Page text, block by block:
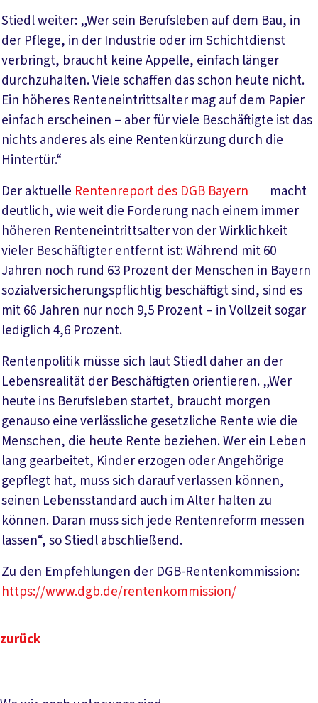
Stiedl weiter: „Wer sein Berufsleben auf dem Bau, in
der Pflege, in der Industrie oder im Schichtdienst
verbringt, braucht keine Appelle, einfach länger
durchzuhalten. Viele schaffen das schon heute nicht.
Ein höheres Renteneintrittsalter mag auf dem Papier
einfach erscheinen – aber für viele Beschäftigte ist das
nichts anderes als eine Rentenkürzung durch die
Hintertür.“
Der aktuelle Rentenreport des DGB Bayern
macht
deutlich, wie weit die Forderung nach einem immer
höheren Renteneintrittsalter von der Wirklichkeit
vieler Beschäftigter entfernt ist: Während mit 60
Jahren noch rund 63 Prozent der Menschen in Bayern
sozialversicherungspflichtig beschäftigt sind, sind es
mit 66 Jahren nur noch 9,5 Prozent – in Vollzeit sogar
lediglich 4,6 Prozent.
Rentenpolitik müsse sich laut Stiedl daher an der
Lebensrealität der Beschäftigten orientieren. „Wer
heute ins Berufsleben startet, braucht morgen
genauso eine verlässliche gesetzliche Rente wie die
Menschen, die heute Rente beziehen. Wer ein Leben
lang gearbeitet, Kinder erzogen oder Angehörige
gepflegt hat, muss sich darauf verlassen können,
seinen Lebensstandard auch im Alter halten zu
können. Daran muss sich jede Rentenreform messen
lassen“, so Stiedl abschließend.
Zu den Empfehlungen der DGB-Rentenkommission:
https://www.dgb.de/rentenkommission/
zurück